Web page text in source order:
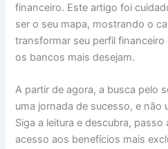
financeiro. Este artigo foi
ser o seu mapa, mostrando o
transformar seu perfil
os bancos mais desejam.
A partir de agora, a busca pelo
uma jornada de sucesso, e não
Siga a leitura e descubra,
acesso aos benefícios mais